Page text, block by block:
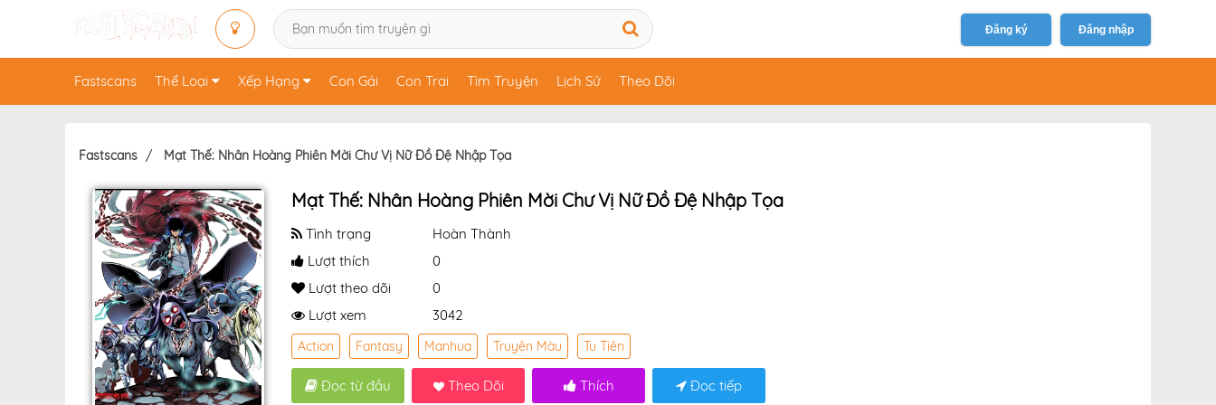
Đăng ký Đăng nhập
Fastscans Thể Loại Xếp Hạng Con Gái Con Trai Tìm Truyện Lịch Sử Theo Dõi
Fastscans Mạt Thế: Nhân Hoàng Phiên Mời Chư Vị Nữ Đồ Đệ Nhập Tọa
Mạt Thế: Nhân Hoàng Phiên Mời Chư Vị Nữ Đồ Đệ Nhập Tọa
Tình trạng
Hoàn Thành
Lượt thích
0
Lượt theo dõi
0
Lượt xem
3042
Action Fantasy Manhua Truyện Màu Tu Tiên
Đọc từ đầu Theo Dõi Thích Đọc tiếp